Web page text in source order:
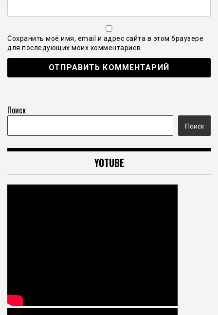
Сохранить моё имя, email и адрес сайта в этом браузере
для последующих моих комментариев.
Поиск
Поиск
YOTUBE